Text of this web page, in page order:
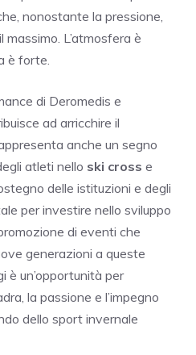
nonostante la pressione,
L’atmosfera è
è forte.
di Deromedis e
ad arricchire il
anche un segno
atleti nello ski cross e
delle istituzioni e degli
per investire nello sviluppo
di eventi che
generazioni a queste
è un’opportunità per
la passione e l’impegno
dello sport invernale